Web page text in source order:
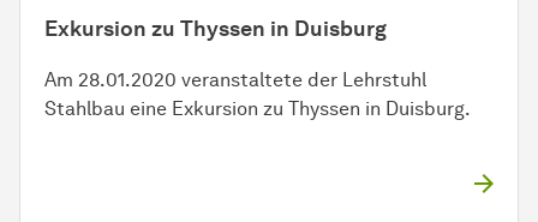
Exkursion zu Thyssen in Duisburg
Am 28.01.2020 veranstaltete der Lehrstuhl
Stahlbau eine Exkursion zu Thyssen in Duisburg.